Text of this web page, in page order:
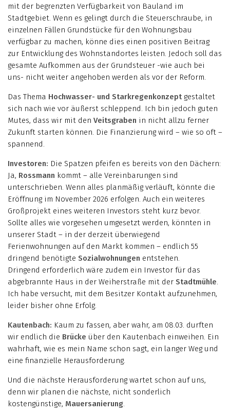
mit der begrenzten Verfügbarkeit von Bauland im
Stadtgebiet. Wenn es gelingt durch die Steuerschraube, in
einzelnen Fällen Grundstücke für den Wohnungsbau
verfügbar zu machen, könne dies einen positiven Beitrag
zur Entwicklung des Wohnstandortes leisten. Jedoch soll das
gesamte Aufkommen aus der Grundsteuer -wie auch bei
uns- nicht weiter angehoben werden als vor der Reform.
Das Thema Hochwasser- und Starkregenkonzeptgestaltet
sich nach wie vor äußerst schleppend. Ich bin jedoch guten
Mutes, dass wir mit den Veitsgraben in nicht allzu ferner
Zukunft starten können. Die Finanzierung wird – wie so oft –
spannend.
Investoren: Die Spatzen pfeifen es bereits von den Dächern:
Ja, Rossmann kommt – alle Vereinbarungen sind
unterschrieben. Wenn alles planmäßig verläuft, könnte die
Eröffnung im November 2026 erfolgen. Auch ein weiteres
Großprojekt eines weiteren Investors steht kurz bevor.
Sollte alles wie vorgesehen umgesetzt werden, könnten in
unserer Stadt – in der derzeit überwiegend
Ferienwohnungen auf den Markt kommen – endlich 55
dringend benötigte Sozialwohnungen entstehen.
Dringend erforderlich wäre zudem ein Investor für das
abgebrannte Haus in der Weiherstraße mit der Stadtmühle.
Ich habe versucht, mit dem Besitzer Kontakt aufzunehmen,
leider bisher ohne Erfolg.
Kautenbach: Kaum zu fassen, aber wahr, am 08.03. durften
wir endlich die Brücke über den Kautenbach einweihen. Ein
wahrhaft, wie es mein Name schon sagt, ein langer Weg und
eine finanzielle Herausforderung.
Und die nächste Herausforderung wartet schon auf uns,
denn wir planen die nächste, nicht sonderlich
kostengünstige, Mauersanierung.